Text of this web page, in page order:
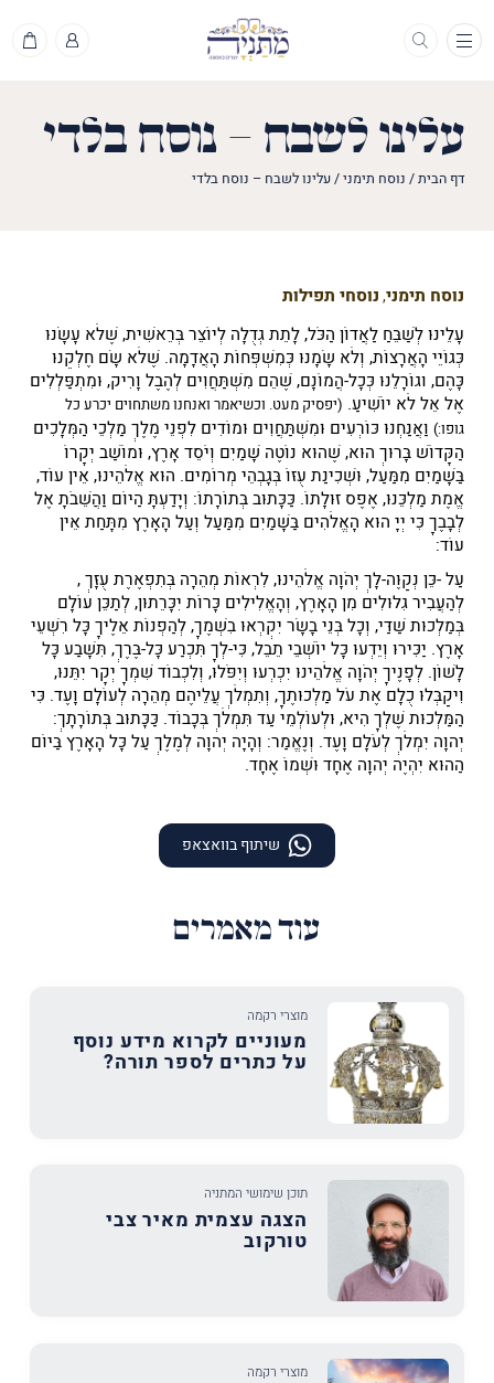
תפריט
עלינו לשבח – נוסח בלדי
דף הבית/ נוסח תימני/עלינו לשבח – נוסח בלדי
נוסח תימני,נוסחי תפילות
עָלֵינוּ לְשַׁבֵּחַ לַאֲדוֹן הַכֹּל, לָתֵת גְּדֻלָּה לְיוֹצֵר בְּרֵאשִׁית, שֶׁלֹּא עָשָׂנוּ
כְּגוֹיֵי הָאֲרָצוֹת, וְלֹא שָׂמָנוּ כְּמִשְׁפְּחוֹת הָאֲדָמָה. שֶׁלֹּא שָׂם חֶלְקֵנוּ
כָּהֶם, וגוֹרָלֵנוּ כְּכָל-הֲמוֹנָם, שֶׁהֵם מִשְׁתַּחֲוִים לְהֶבֶל וָרִיק, וּמִתְפַּלְּלִים
אֶל אֵל לֹא יוֹשִׁיעַ. (יפסיק מעט. וכשיאמר ואנחנו משתחוים יכרע כל
גופו:)וַאֲנַחְנוּ כּוֹרְעִים וּמִשְׁתַּחֲוִים וּמוֹדִים לִפְנֵי מֶלֶךְ מַלְכֵי הַמְּלָכִים
הַקָּדוֹשׁ בָּרוּךְ הוּא, שֶׁהוּא נוֹטֶה שָׁמַיִם וְיֹסֵד אָרֶץ, וּמוֹשַׁב יְקָרוֹ
בַּשָּׁמַיִם מִמַּעַל, וּשְׁכִינַת עֻזּוֹ בְּגָבְהֵי מְרוֹמִים. הוּא אֱלֹהֵינוּ, אֵין עוֹד,
אֱמֶת מַלְכֵּנוּ, אֶפֶס זוּלָתוֹ. כַּכָּתוּב בְּתוֹרָתוֹ: וְיָדַעְתָּ הַיּוֹם וַהֲשֵׁבֹתָ אֶל
לְבָבֶךָ כִּי יְיָ הוּא הָאֱלֹהִים בַּשָּׁמַיִם מִמַּעַל וְעַל הָאָרֶץ מִתָּחַת אֵין
עוֹד:
עַל-כֵּן נְקַוֶּה-לָּךְיְהֹוָה אֱלֹהֵינוּ, לִרְאוֹת מְהֵרָה בְּתִפְאֶרֶת עֻזָּךְ,
לְהַעֲבִיר גִּלּוּלִים מִן הָאָרֶץ, וְהָאֱלִילִים כָּרוֹת יִכָּרֵתוּן,לְתַכֵּןעוֹלָם
בְּמַלְכוּת שַׁדַּי, וְכָל בְּנֵי בָשָׂר יִקְרְאוּ בִשְׁמֶךָ, לְהַפְנוֹת אֵלֶיךָ כָּל רִשְׁעֵי
אָרֶץ. יַכִּירוּ וְיֵדְעוּ כָּל יוֹשְׁבֵי תֵבֵל, כִּי-לְךָ תִּכְרַע כָּל-בֶּרֶךְ, תִּשָּׁבַע כָּל
לָשׁוֹן. לְפָנֶיךָ יְהֹוָה אֱלֹהֵינוּ יִכְרְעוּ וְיִפֹּלוּ, וְלִכְבוֹד שִׁמְךָ יְקָר יִתֵּנוּ,
וִיקַבְּלוּ כֻלָּם אֶת עֹל מַלְכוּתֶךָ, וְתִמְלֹךְ עֲלֵיהֶם מְהֵרָה לְעוֹלָם וָעֶד. כִּי
הַמַּלְכוּת שֶׁלְּךָ הִיא, וּלְעוֹלְמֵי עַד תִּמְלֹךְ בְּכָבוֹד. כַּכָּתוּבבְּתוֹרָתָךְ:
יְהוָה יִמְלֹךְ לְעֹלָם וָעֶד. וְנֶאֱמַר: וְהָיָה יְהוָה לְמֶלֶךְ עַל כָּל הָאָרֶץ בַּיּוֹם
הַהוּא יִהְיֶה יְהוָה אֶחָד וּשְׁמוֹ אֶחָד.
שיתוף בוואצאפ
עוד מאמרים
מוצרי רקמה
מעוניים לקרוא מידע נוסף
על כתרים לספר תורה?
תוכן שימושי המתניה
הצגה עצמית מאיר צבי
טורקוב
מוצרי רקמה